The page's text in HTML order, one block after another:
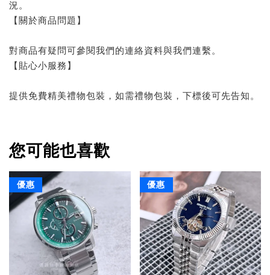
況。
【關於商品問題】
對商品有疑問可參閱我們的連絡資料與我們連繫。
【貼心小服務】
提供免費精美禮物包裝，如需禮物包裝，下標後可先告知。
您可能也喜歡
優惠 優惠